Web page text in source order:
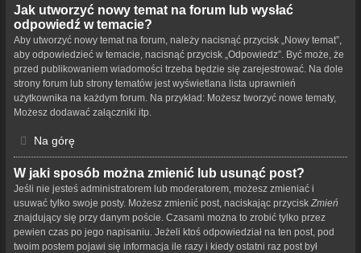
Jak utworzyć nowy temat na forum lub wysłać
odpowiedź w temacie?
Aby utworzyć nowy temat na forum, należy nacisnąć przycisk „Nowy temat”,
aby odpowiedzieć w temacie, nacisnąć przycisk „Odpowiedz”. Być może, że
przed publikowaniem wiadomości trzeba będzie się zarejestrować. Na dole
strony forum lub strony tematów jest wyświetlana lista uprawnień
użytkownika na każdym forum. Na przykład: Możesz tworzyć nowe tematy,
Możesz dodawać załączniki itp.
Na górę
W jaki sposób można zmienić lub usunąć post?
Jeśli nie jesteś administratorem lub moderatorem, możesz zmieniać i
usuwać tylko swoje posty. Możesz zmienić post, naciskając przycisk Zmień
znajdujący się przy danym poście. Czasami można to zrobić tylko przez
pewien czas po jego napisaniu. Jeżeli ktoś odpowiedział na ten post, pod
twoim postem pojawi się informacja ile razy i kiedy ostatni raz post był